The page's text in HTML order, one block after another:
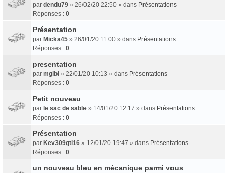
par dendu79 » 26/02/20 22:50 » dans Présentations
Réponses : 0
Présentation
par Micka45 » 26/01/20 11:00 » dans Présentations
Réponses : 0
presentation
par mgibi » 22/01/20 10:13 » dans Présentations
Réponses : 0
Petit nouveau
par le sac de sable » 14/01/20 12:17 » dans Présentations
Réponses : 0
Présentation
par Kev309gti16 » 12/01/20 19:47 » dans Présentations
Réponses : 0
un nouveau bleu en mécanique parmi vous